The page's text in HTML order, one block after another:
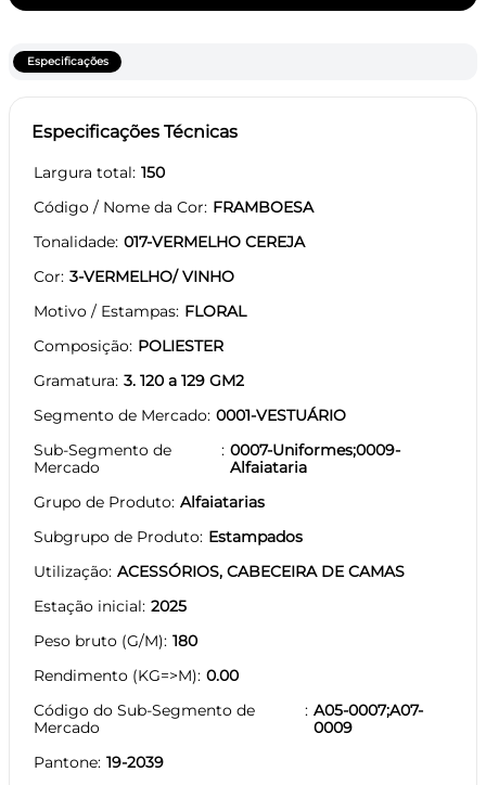
Especificações
Especificações Técnicas
Largura total 150
Código / Nome da Cor FRAMBOESA
Tonalidade 017-VERMELHO CEREJA
Cor 3-VERMELHO/ VINHO
Motivo / Estampas FLORAL
Composição POLIESTER
Gramatura 3. 120 a 129 GM2
Segmento de Mercado 0001-VESTUÁRIO
Sub-Segmento de
Mercado
0007-Uniformes;0009-
Alfaiataria
Grupo de Produto Alfaiatarias
Subgrupo de Produto Estampados
Utilização ACESSÓRIOS, CABECEIRA DE CAMAS
Estação inicial 2025
Peso bruto (G/M) 180
Rendimento (KG=>M) 0.00
Código do Sub-Segmento de
Mercado
A05-0007;A07-
0009
Pantone 19-2039